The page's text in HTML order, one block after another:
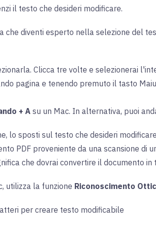
il testo che desideri modificare.
che diventi esperto nella selezione del
Clicca tre volte e selezionerai
pagina e tenendo premuto il tasto
+ Asu un Mac. In alternativa, puoi
lo sposti sul testo che desideri
PDF proveniente da una scansione di
che dovrai convertire il documento
utilizza la funzione Riconoscimento
per creare testo modificabile